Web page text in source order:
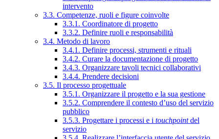
intervento
3.3. Competenze, ruoli e figure coinvolte
3.3.1. Coordinatore di progetto
3.3.2. Definire ruoli e responsabilità
3.4. Metodo di lavoro
3.4.1. Definire processi, strumenti e rituali
3.4.2. Curare la documentazione di progetto
3.4.3. Organizzare tavoli tecnici collaborativi
3.4.4. Prendere decisioni
3.5. Il processo progettuale
3.5.1. Organizzare il progetto e la sua gestione
3.5.2. Comprendere il contesto d’uso del servizio
pubblico
3.5.3. Progettare i processi e i touchpointdel
servizio